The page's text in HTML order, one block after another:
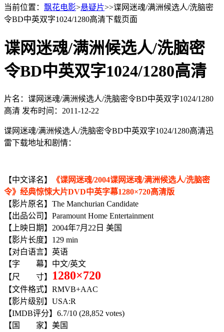
当前位置： 飘花电影>悬疑片>>谍网迷魂/满洲候选人/洗脑密
令BD中英双字1024/1280高清下载页面
谍网迷魂/满洲候选人/洗脑密
令BD中英双字1024/1280高清
片名：谍网迷魂/满洲候选人/洗脑密令BD中英双字1024/1280
高清 发布时间：2011-12-22
谍网迷魂/满洲候选人/洗脑密令BD中英双字1024/1280高清迅
雷下载地址和剧情：
【中文译名】
《谍网迷魂/2004谍网迷魂/满洲候选人/洗脑密
令》经典惊悚大片DVD中英字幕1280×720高清版
【影片原名】The Manchurian Candidate
【出品公司】Paramount Home Entertainment
【上映日期】2004年7月22日 美国
【影片长度】129 min
【对白语言】英语
【字 幕】中文/英文
【尺 寸】
1280×720
【文件格式】RMVB+AAC
【影片级别】USA:R
【IMDB评分】6.7/10 (28,852 votes)
【国 家】美国